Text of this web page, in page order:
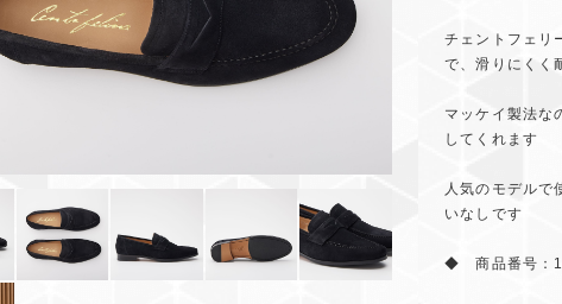
チェントフェリ
で、滑りにくく
マッケイ製法な
してくれます
人気のモデルで
いなしです
◆ 商品番号：